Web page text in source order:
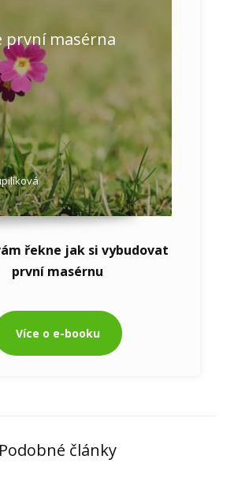
první masérna
řekne jak si vybudovat
první masérnu
Více o e-booku
Podobné články